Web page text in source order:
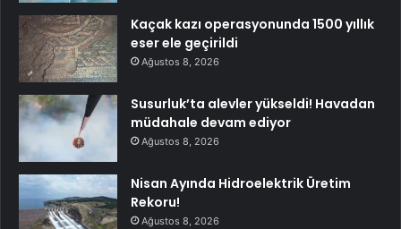
Kaçak kazı operasyonunda 1500 yıllık
eser ele geçirildi
Ağustos 8, 2026
Susurluk’ta alevler yükseldi! Havadan
müdahale devam ediyor
Ağustos 8, 2026
Nisan Ayında Hidroelektrik Üretim
Rekoru!
Ağustos 8, 2026